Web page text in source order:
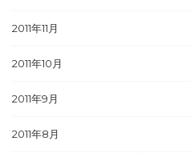
2011年11月
2011年10月
2011年9月
2011年8月